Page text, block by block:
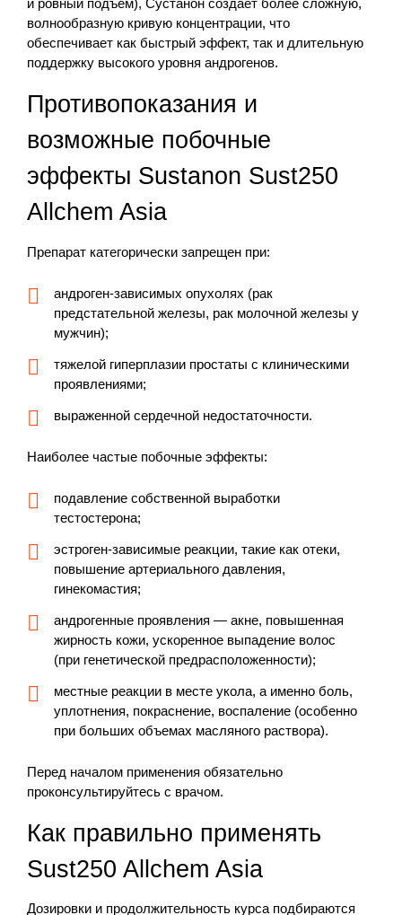
и ровный подъем), Сустанон создает более сложную,
волнообразную кривую концентрации, что
обеспечивает как быстрый эффект, так и длительную
поддержку высокого уровня андрогенов.
Противопоказания и
возможные побочные
эффекты Sustanon Sust250
Allchem Asia
Препарат категорически запрещен при:
андроген-зависимых опухолях (рак
предстательной железы, рак молочной железы у
мужчин);
тяжелой гиперплазии простаты с клиническими
проявлениями;
выраженной сердечной недостаточности.
Наиболее частые побочные эффекты:
подавление собственной выработки
тестостерона;
эстроген-зависимые реакции, такие как отеки,
повышение артериального давления,
гинекомастия;
андрогенные проявления — акне, повышенная
жирность кожи, ускоренное выпадение волос
(при генетической предрасположенности);
местные реакции в месте укола, а именно боль,
уплотнения, покраснение, воспаление (особенно
при больших объемах масляного раствора).
Перед началом применения обязательно
проконсультируйтесь с врачом.
Как правильно применять
Sust250 Allchem Asia
Дозировки и продолжительность курса подбираются